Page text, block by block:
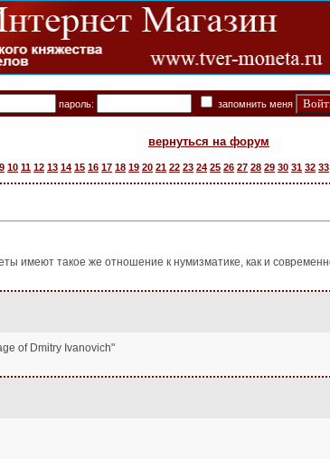
пароль: запомнить меня
вернуться на форум
9 10 11 12 13 14 15 16 17 18 19 20 21 22 23 24 25 26 27 28 29 30 31 32 33
имеют такое же отношение к нумизматике, как и
of Dmitry Ivanovich"